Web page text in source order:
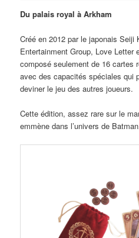
Du palais royal à Arkham
Créé en 2012 par le japonais Seiji
Entertainment Group, Love Letter
composé seulement de 16 cartes
avec des capacités spéciales qui
deviner le jeu des autres joueurs.
Cette édition, assez rare sur le
emmène dans l’univers de